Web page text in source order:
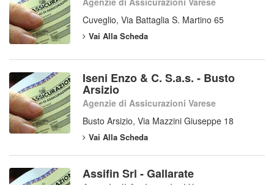
Cuveglio, Via Battaglia S. Martino 65
Vai Alla Scheda
Iseni Enzo & C. S.a.s. - Busto
Arsizio
Agenzie di Assicurazioni Varese
Busto Arsizio, Via Mazzini Giuseppe 18
Vai Alla Scheda
Assifin Srl - Gallarate